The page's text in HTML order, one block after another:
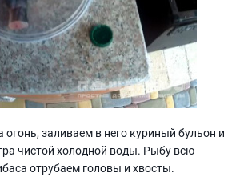
огонь, заливаем в него куриный бульон и
чистой холодной воды. Рыбу всю
отрубаем головы и хвосты.